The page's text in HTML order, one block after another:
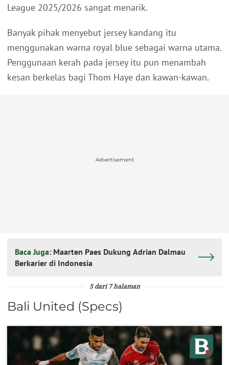
League 2025/2026 sangat menarik.
Banyak pihak menyebut jersey kandang itu
menggunakan warna royal blue sebagai warna utama.
Penggunaan kerah pada jersey itu pun menambah
kesan berkelas bagi Thom Haye dan kawan-kawan.
Advertisement
Baca Juga: Maarten Paes Dukung Adrian Dalmau
Berkarier di Indonesia
5 dari 7 halaman
Bali United (Specs)